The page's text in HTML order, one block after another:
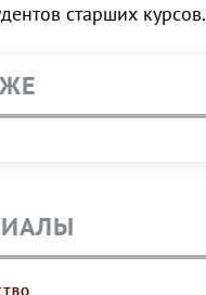
старших курсов.